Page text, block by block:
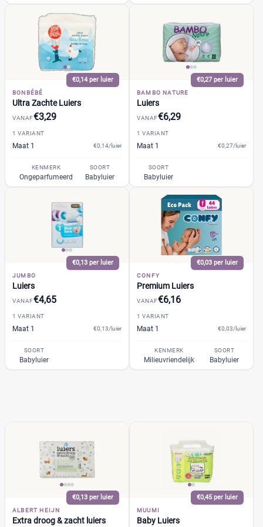
2-15+
(2)
▼ +26 meer
Kenmerk
Ongeparfumeerd
Urine-indicator (8)
Geslacht
Jongen
Jongen en meisje (34)
Meisje
Winkel
Drogist (10)
Albert Heijn
Aldi
Boon's Markt
Dekamarkt (1)
▼ +9 meer
€0,14 per luier
BONBÉBÉ
Ultra Zachte Luiers
VANAF€3,29
1 VARIANT
Maat 1 €0,14/luier
KENMERK
Ongeparfumeerd
SOORT
Babyluier
€0,27 per luier
BAMBO NATURE
Luiers
VANAF€6,29
1 VARIANT
Maat 1 €0,27/luier
SOORT
Babyluier
€0,13 per luier
JUMBO
Luiers
VANAF€4,65
1 VARIANT
Maat 1 €0,13/luier
SOORT
Babyluier
€0,03 per luier
CONFY
Premium Luiers
VANAF€6,16
1 VARIANT
Maat 1 €0,03/luier
KENMERK
Milieuvriendelijk
SOORT
Babyluier
€0,13 per luier
ALBERT HEIJN
Extra droog & zacht luiers
€0,45 per luier
MUUMI
Baby Luiers